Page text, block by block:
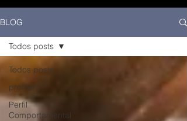
BLOG
Todos posts
profiler
Perfil
Comportamental
Todos posts